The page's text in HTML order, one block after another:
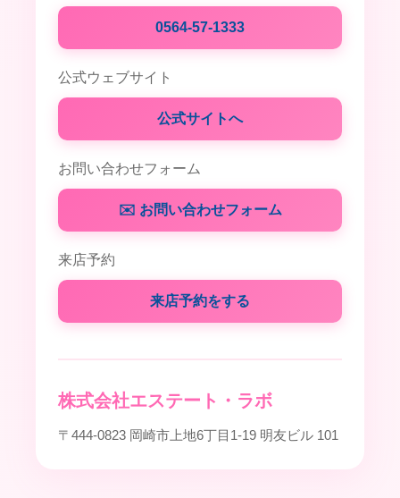
0564-57-1333
公式ウェブサイト
公式サイトへ
お問い合わせフォーム
✉️ お問い合わせフォーム
来店予約
来店予約をする
株式会社エステート・ラボ
〒444-0823 岡崎市上地6丁目1-19 明友ビル 101